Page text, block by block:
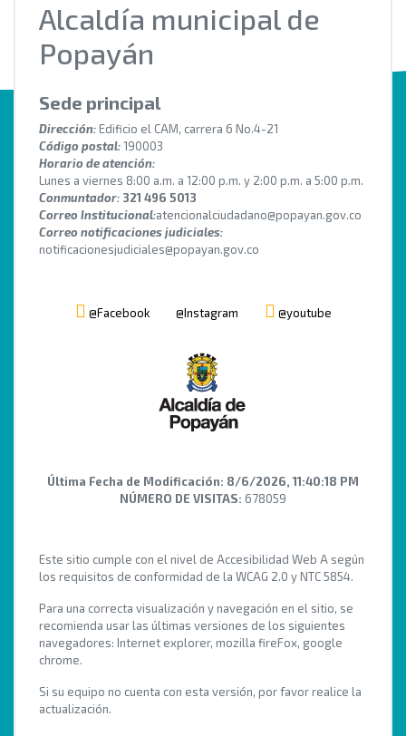
Alcaldía municipal de
Popayán
Sede principal
Dirección: Edificio el CAM, carrera 6 No.4-21
Código postal:190003
Horario de atención:
Lunes a viernes 8:00 a.m. a 12:00 p.m. y 2:00 p.m. a 5:00 p.m.
Conmuntador: 321 496 5013
Correo Institucional:atencionalciudadano@popayan.gov.co
Correo notificaciones judiciales:
notificacionesjudiciales@popayan.gov.co
@Facebook @Instagram @youtube
Última Fecha de Modificación: 8/6/2026, 11:40:18 PM
NÚMERO DE VISITAS: 678059
Este sitio cumple con el nivel de Accesibilidad Web A según
los requisitos de conformidad de la WCAG 2.0 y NTC 5854.
Para una correcta visualización y navegación en el sitio, se
recomienda usar las últimas versiones de los siguientes
navegadores: Internet explorer, mozilla fireFox, google
chrome.
Si su equipo no cuenta con esta versión, por favor realice la
actualización.